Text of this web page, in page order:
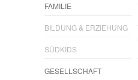
FAMILIE
BILDUNG & ERZIEHUNG
SÜDKIDS
GESELLSCHAFT